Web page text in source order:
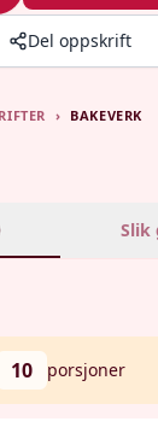
Del oppskrift
› BAKEVERK
Slik
10 porsjoner